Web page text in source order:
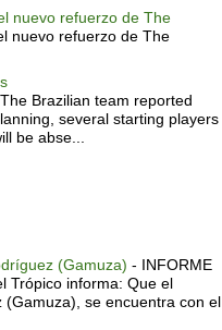
nuevo refuerzo de The
nuevo refuerzo de The
The Brazilian team reported
several starting players
be abse...
(Gamuza) - INFORME
Trópico informa: Que el
se encuentra con el